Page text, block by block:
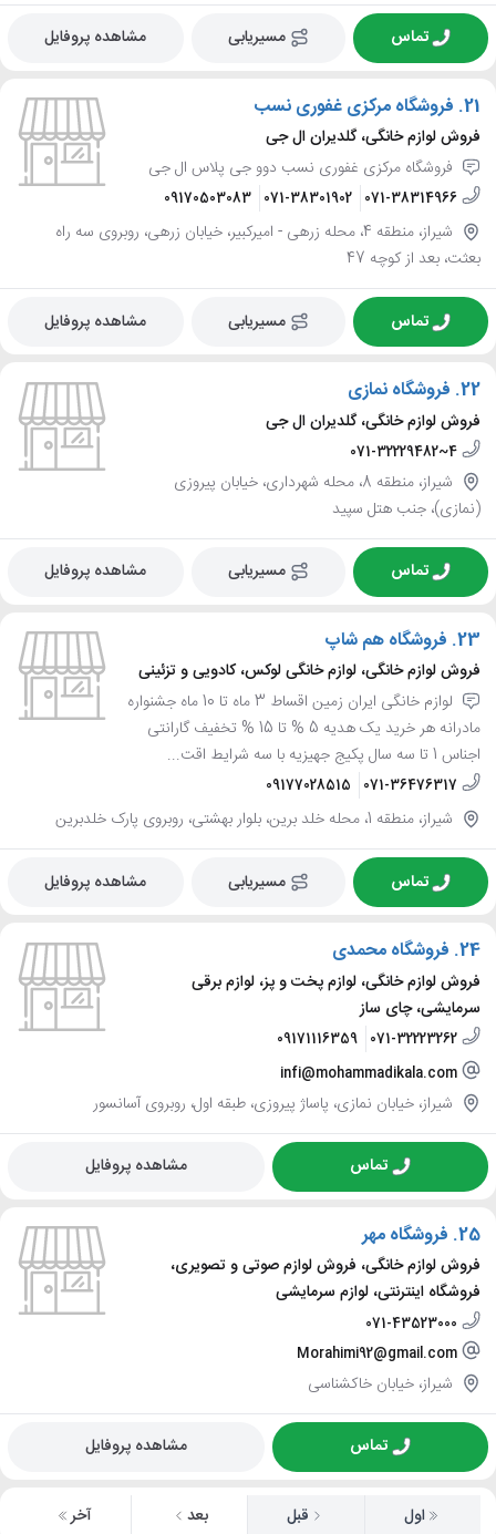
تماس مسیریابی مشاهده پروفایل
21. فروشگاه مرکزی غفوری نسب
فروش لوازم خانگی، گلدیران ال جی
فروشگاه مرکزی غفوری نسب دوو جی پلاس ال جی
071-38314966
071-38301902
09170503083
شیراز، منطقه 4، محله زرهی - امیرکبیر، خیابان زرهی، روبروی سه راه
بعثت، بعد از کوچه 47
تماس مسیریابی مشاهده پروفایل
22. فروشگاه نمازی
فروش لوازم خانگی، گلدیران ال جی
071-32229482~4
شیراز، منطقه 8، محله شهرداری، خیابان پیروزی
(نمازی)، جنب هتل سپید
تماس مسیریابی مشاهده پروفایل
23. فروشگاه هم شاپ
فروش لوازم خانگی، لوازم خانگی لوکس، کادویی و تزئینی
لوازم خانگی ایران زمین اقساط 3 ماه تا 10 ماه جشنواره
مادرانه هر خرید یک هدیه 5 % تا 15 % تخفیف گارانتی
اجناس 1 تا سه سال پکیج جهیزیه با سه شرایط اقت...
071-36476317
09177028515
شیراز، منطقه 1، محله خلد برین، بلوار بهشتی، روبروی پارک خلدبرین
تماس مسیریابی مشاهده پروفایل
24. فروشگاه محمدی
فروش لوازم خانگی، لوازم پخت و پز، لوازم برقی
سرمایشی، چای ساز
071-32223262
09171116359
infi@mohammadikala.com
شیراز، خیابان نمازی، پاساژ پیروزی، طبقه اول، روبروی آسانسور
تماس مشاهده پروفایل
25. فروشگاه مهر
فروش لوازم خانگی، فروش لوازم صوتی و تصویری،
فروشگاه اینترنتی، لوازم سرمایشی
071-43523000
Morahimi92@gmail.com
شیراز، خیابان خاکشناسی
تماس مشاهده پروفایل
اول قبل بعد آخر